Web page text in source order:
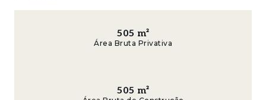
verde envolvente, inserido num ambiente de
tranquilidade absoluta, onde a natureza e o
A apenas alguns minutos do centro de Lisboa,
505 m²
Área Bruta Privativa
505 m²